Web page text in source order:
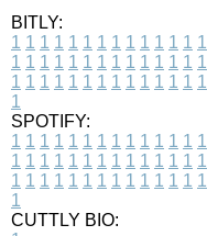
BITLY:
1 1 1 1 1 1 1 1 1 1 1 1 1 1
1 1 1 1 1 1 1 1 1 1 1 1 1 1
1 1 1 1 1 1 1 1 1 1 1 1 1 1
1
SPOTIFY:
1 1 1 1 1 1 1 1 1 1 1 1 1 1
1 1 1 1 1 1 1 1 1 1 1 1 1 1
1 1 1 1 1 1 1 1 1 1 1 1 1 1
1
CUTTLY BIO: